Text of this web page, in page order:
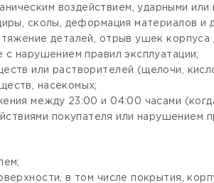
воздействием, ударными
сколы, деформация материалов и
деталей, отрыв ушек корпуса
с нарушением правил эксплуатации;
или растворителей (щелочи,
насекомых;
между 23:00 и 04:00 часами
покупателя или нарушением
в том числе покрытия,